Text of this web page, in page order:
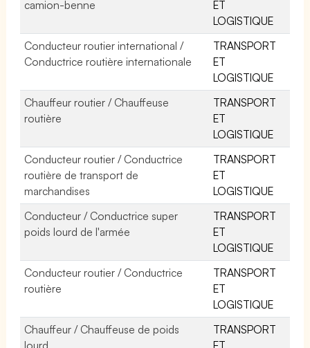
camion-benne
ET
LOGISTIQUE
Conducteur routier international /
Conductrice routière internationale
TRANSPORT
ET
LOGISTIQUE
Chauffeur routier / Chauffeuse
routière
TRANSPORT
ET
LOGISTIQUE
Conducteur routier / Conductrice
routière de transport de
marchandises
TRANSPORT
ET
LOGISTIQUE
Conducteur / Conductrice super
poids lourd de l'armée
TRANSPORT
ET
LOGISTIQUE
Conducteur routier / Conductrice
routière
TRANSPORT
ET
LOGISTIQUE
Chauffeur / Chauffeuse de poids
lourd
TRANSPORT
ET